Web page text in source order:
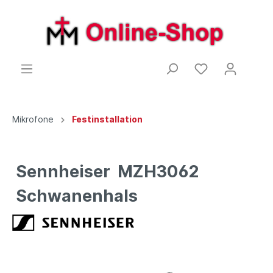
Mikrofone Festinstallation
Sennheiser MZH3062
Schwanenhals